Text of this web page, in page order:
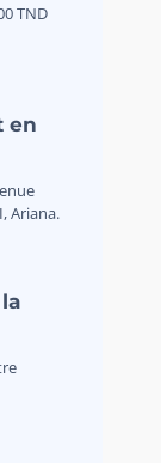
TND
en
Ariana.